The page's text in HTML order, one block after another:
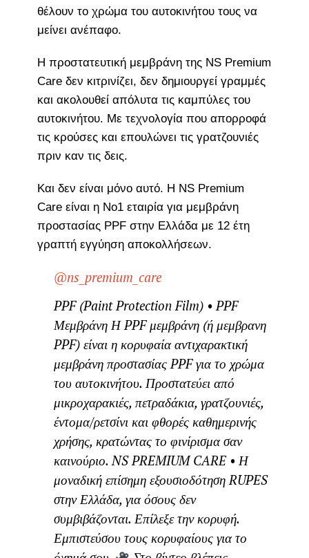
θέλουν το χρώμα του αυτοκινήτου τους να
μείνει ανέπαφο.
Η προστατευτική μεμβράνη της NS Premium
Care δεν κιτρινίζει, δεν δημιουργεί γραμμές
και ακολουθεί απόλυτα τις καμπύλες του
αυτοκινήτου. Με τεχνολογία που απορροφά
τις κρούσες και επουλώνει τις γρατζουνιές
πριν καν τις δεις.
Και δεν είναι μόνο αυτό. Η NS Premium
Care είναι η Νο1 εταιρία για μεμβράνη
προστασίας PPF στην Ελλάδα με 12 έτη
γραπτή εγγύηση αποκολλήσεων.
@ns_premium_care
PPF (Paint Protection Film) • PPF
Μεμβράνη Η PPF μεμβράνη (ή μεμβρανη
PPF) είναι η κορυφαία αντιχαρακτική
μεμβράνη προστασίας PPF για το χρώμα
του αυτοκινήτου. Προστατεύει από
μικροχαρακιές, πετραδάκια, γρατζουνιές,
έντομα/ρετσίνι και φθορές καθημερινής
χρήσης, κρατώντας το φινίρισμα σαν
καινούριο. NS PREMIUM CARE • Η
μοναδική επίσημη εξουσιοδότηση RUPES
στην Ελλάδα, για όσους δεν
συμβιβάζονται. Επίλεξε την κορυφή.
Εμπιστεύσου τους κορυφαίους για το